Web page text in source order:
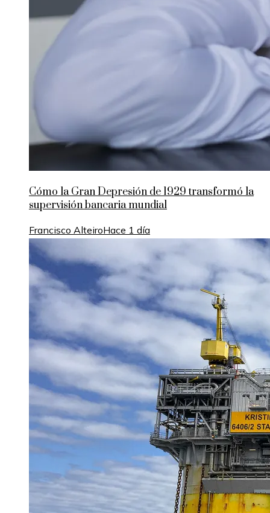
Cómo la Gran Depresión de 1929 transformó la
supervisión bancaria mundial
Francisco AlteiroHace 1 día